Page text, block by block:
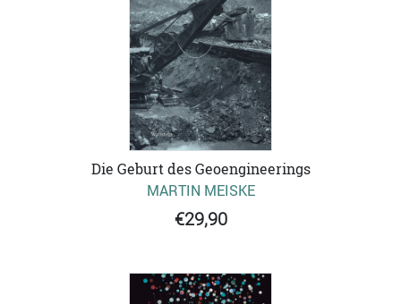
Die Geburt des Geoengineerings
MARTIN MEISKE
€29,90